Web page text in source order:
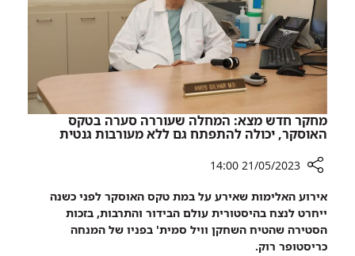
את
תיבת
מיתרי
הקול?
מחקר חדש מצא: המחלה שעוררה סערה בטקס
האוסקר, יכולה להתפתח גם ללא מעורבות גנטית
שיתוף
מחקר
חדש
21/05/2023 14:00
אירוע האלימות שאירע על במת טקס האוסקר לפני כשנה
ייחרט לנצח בהיסטורית עולם הבידור והתרבות, בזכות
הסטירה שהטיח השחקן וויל סמית' בפניו של המנחה
כריסטופר רוק.